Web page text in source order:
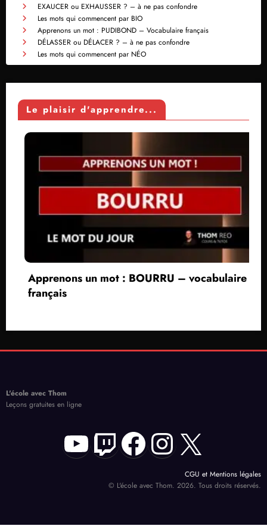
EXAUCER ou EXHAUSSER ? – à ne pas confondre
Les mots qui commencent par BIO
Apprenons un mot : PUDIBOND – Vocabulaire français
DÉLASSER ou DÉLACER ? – à ne pas confondre
Les mots qui commencent par NÉO
Le plaisir d'apprendre...
Apprenons un mot : BOURRU – vocabulaire
français
L'école avec Thom
Leçons gratuites en ligne
YouTube
Twitch
Facebook
Instagram
X
CGU et Mentions légales
© L'école avec Thom. 2026. Tous droits réservés.